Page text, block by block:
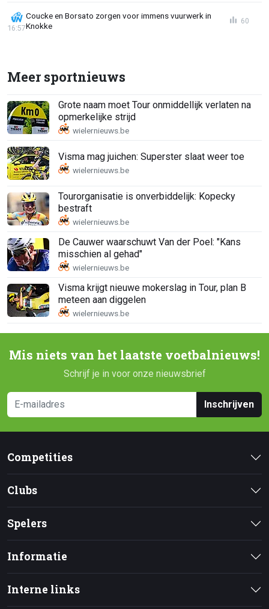
Coucke en Borsato zorgen voor immens vuurwerk in
Knokke
16:57
60
Meer sportnieuws
Grote naam moet Tour onmiddellijk verlaten na
opmerkelijke strijd
Visma mag juichen: Superster slaat weer toe
Tourorganisatie is onverbiddelijk: Kopecky
bestraft
De Cauwer waarschuwt Van der Poel: "Kans
misschien al gehad"
Visma krijgt nieuwe mokerslag in Tour, plan B
meteen aan diggelen
Mis niets van het laatste voetbalnieuws!
Schrijf je in voor onze nieuwsbrief
Inschrijven
Competities
Clubs
Spelers
Informatie
Interne links